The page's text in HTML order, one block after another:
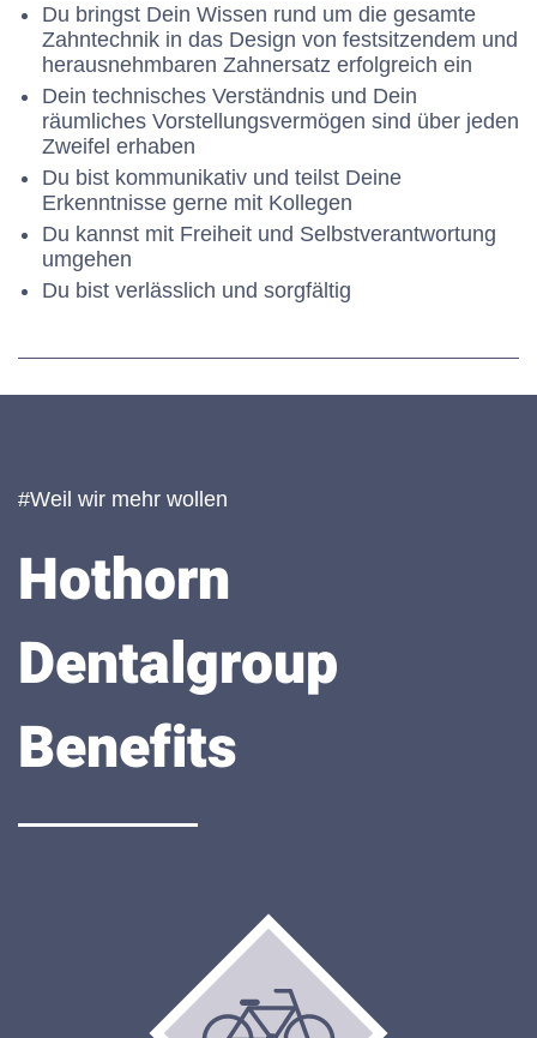
Du bringst Dein Wissen rund um die gesamte
Zahntechnik in das Design von festsitzendem und
herausnehmbaren Zahnersatz erfolgreich ein
Dein technisches Verständnis und Dein
räumliches Vorstellungsvermögen sind über jeden
Zweifel erhaben
Du bist kommunikativ und teilst Deine
Erkenntnisse gerne mit Kollegen
Du kannst mit Freiheit und Selbstverantwortung
umgehen
Du bist verlässlich und sorgfältig
#Weil wir mehr wollen
Hothorn
Dentalgroup
Benefits